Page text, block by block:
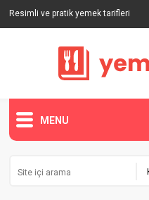
Resimli ve pratik yemek tarifleri
MENU